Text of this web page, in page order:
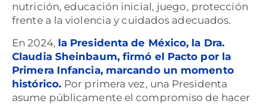
nutrición, educación inicial, juego, protección
frente a la violencia y cuidados adecuados.
En 2024, la Presidenta de México, la Dra.
Claudia Sheinbaum, firmó el Pacto por la
Primera Infancia, marcando un momento
histórico. Por primera vez, una Presidenta
asume públicamente el compromiso de hacer